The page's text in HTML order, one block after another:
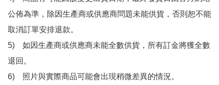
公佈為準，除因生產商或供應商問題未能供貨，否則恕不能
取消訂單安排退款。
5)　如因生產商或供應商未能全數供貨，所有訂金將獲全數
退回。
6)　照片與實際商品可能會出現稍微差異的情況。